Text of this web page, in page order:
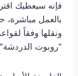
بالعمل مباشرة،
ونقلها وفقاً
"روبوت